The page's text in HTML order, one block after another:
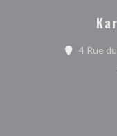
4 Rue